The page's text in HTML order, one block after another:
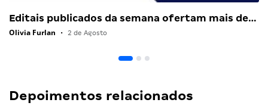
Editais publicados da semana ofertam mais de…
Olivia Furlan • 2 de Agosto
Depoimentos relacionados